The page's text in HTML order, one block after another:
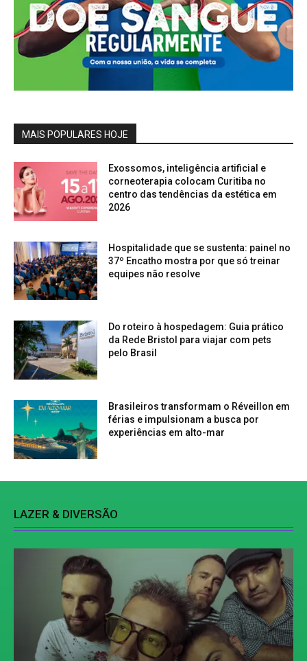
MAIS POPULARES HOJE
Exossomos, inteligência artificial e
corneoterapia colocam Curitiba no
centro das tendências da estética em
2026
Hospitalidade que se sustenta: painel no
37º Encatho mostra por que só treinar
equipes não resolve
Do roteiro à hospedagem: Guia prático
da Rede Bristol para viajar com pets
pelo Brasil
Brasileiros transformam o Réveillon em
férias e impulsionam a busca por
experiências em alto-mar
LAZER & DIVERSÃO